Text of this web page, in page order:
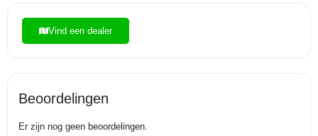
Vind een dealer
Beoordelingen
Er zijn nog geen beoordelingen.